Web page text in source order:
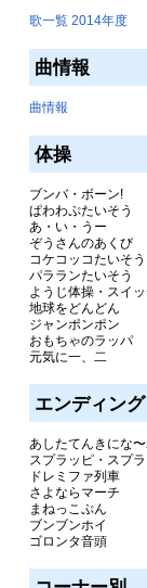
歌一覧 2014年度
曲情報
曲情報
体操
ブンバ・ボーン!
ぱわわぷたいそう
あ・い・うー
ぞうさんのあくび
コケコッコたいそう
パラランたいそう
ようじ体操・スイ
地球をどんどん
ジャンポンポン
おもちゃのラッパ
元気に一、二
エンディング
あしたてんきにな
スプラッピ・スプ
ドレミファ列車
さよならマーチ
まねっこぷん
ブンブンホイ
ゴロンタ音頭